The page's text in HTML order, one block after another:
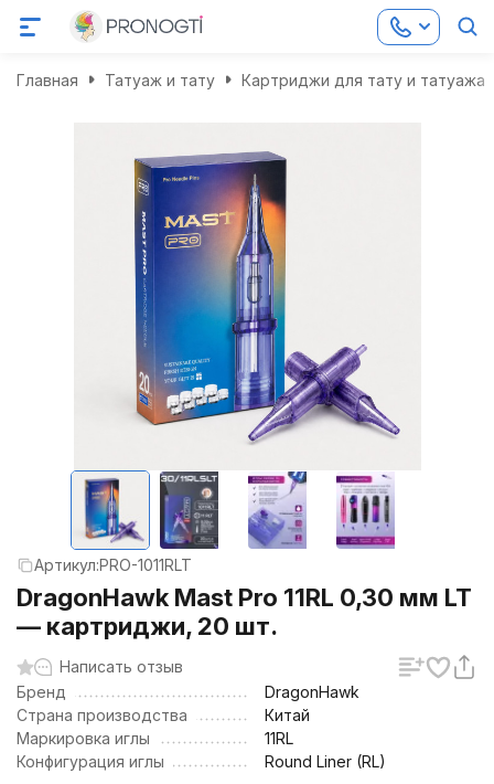
Главная Татуаж и тату Картриджи для тату и татуажа
Артикул:PRO-1011RLT
DragonHawk Mast Pro 11RL 0,30 мм LT
— картриджи, 20 шт.
Написать отзыв
Бренд
DragonHawk
Страна производства
Китай
Маркировка иглы
11RL
Конфигурация иглы
Round Liner (RL)